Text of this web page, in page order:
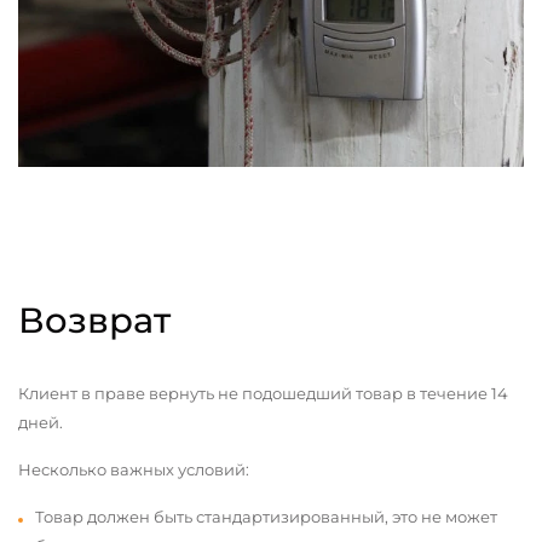
Возврат
Клиент в праве вернуть не подошедший товар в течение 14
дней.
Несколько важных условий:
Товар должен быть стандартизированный, это не может